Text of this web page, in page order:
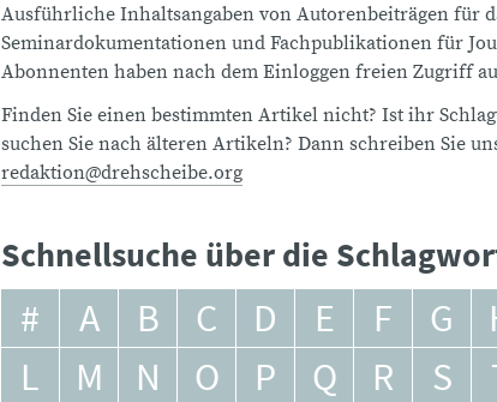
Ausführliche Inhaltsangaben von Autorenbeiträgen für
Seminardokumentationen und Fachpublikationen für
Abonnenten haben nach dem Einloggen freien Zugriff
Finden Sie einen bestimmten Artikel nicht? Ist ihr
suchen Sie nach älteren Artikeln? Dann schreiben Sie
redaktion@drehscheibe.org
Schnellsuche über die
# A B C D E F G
L
M N O P Q R S